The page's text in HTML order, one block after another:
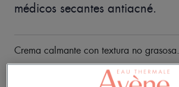
médicos secantes antiacné.
Crema calmante con textura no grasosa.
Hidrata, nutre y calma.